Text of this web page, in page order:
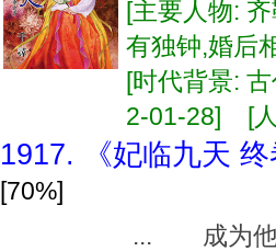
[主要人物:
有独钟,婚
[时代背景:
2-01-28] [
1917. 《妃临九天
[70%]
... 成为他